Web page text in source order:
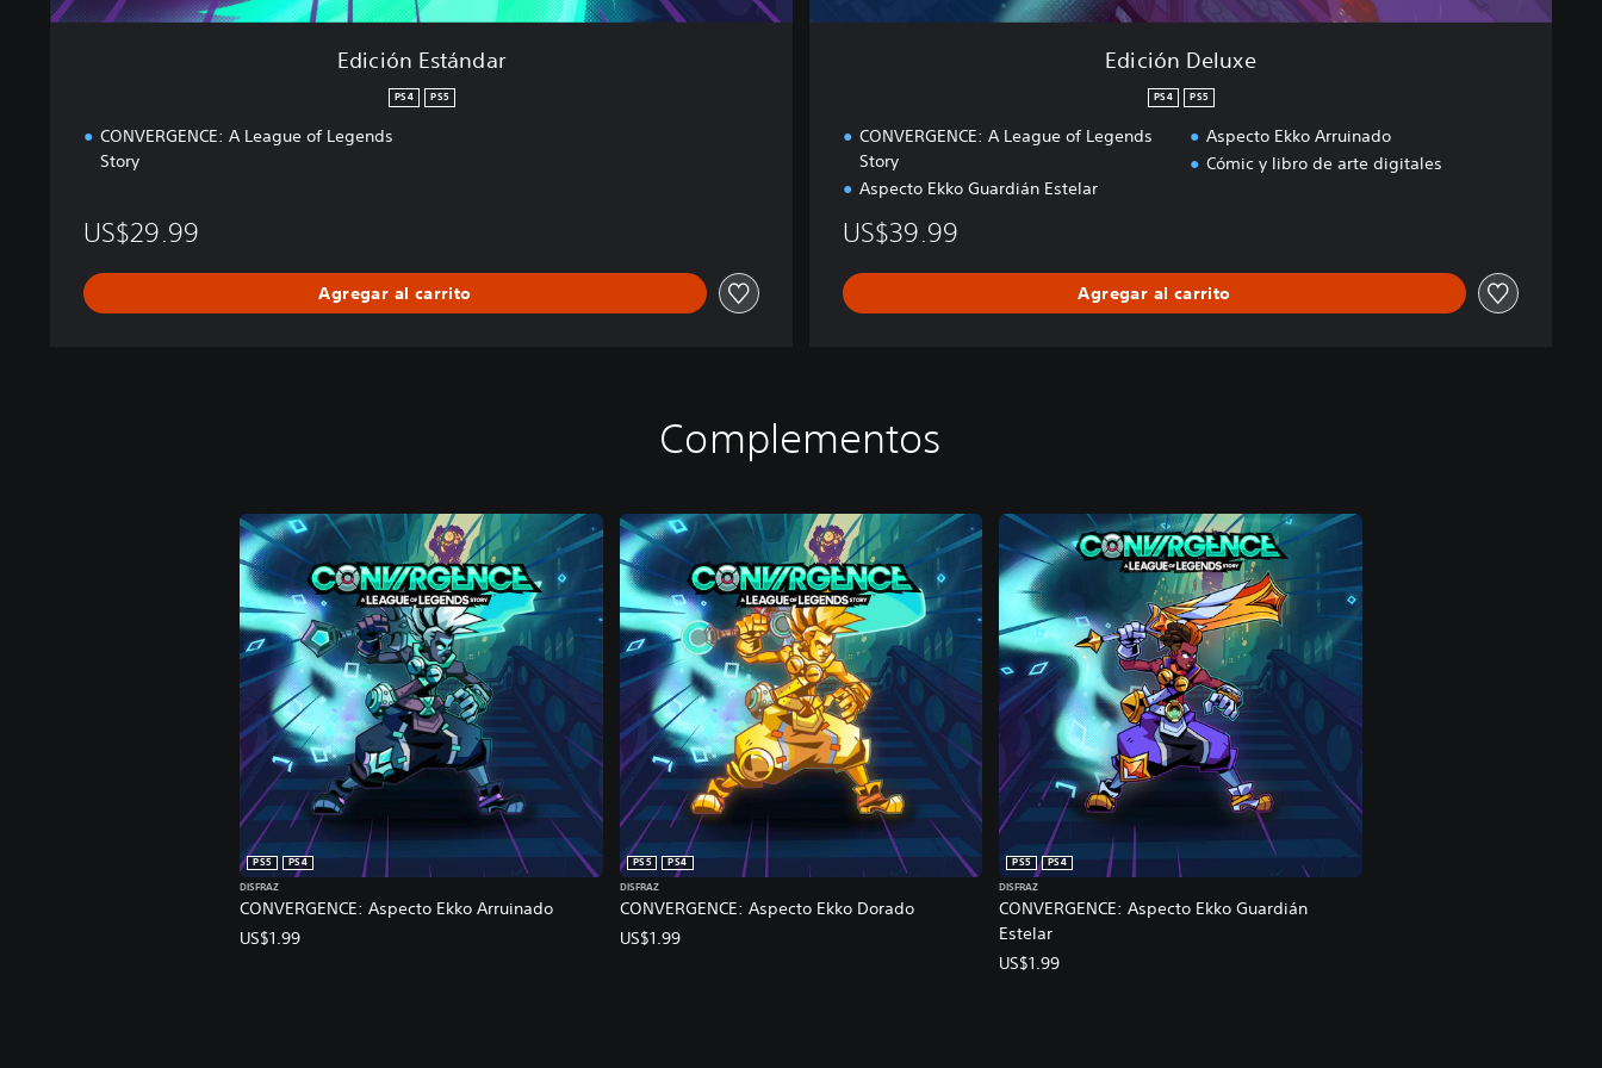
Edición Estándar
PS4 PS5
CONVERGENCE: A League of Legends
Story
US$29.99
Agregar al carrito
Edición Deluxe
PS4 PS5
CONVERGENCE: A League of Legends
Story
Aspecto Ekko Guardián Estelar
Aspecto Ekko Arruinado
Cómic y libro de arte digitales
US$39.99
Agregar al carrito
Complementos
CONVERGENCE: Aspecto Ekko Arruinado
PS5
PS4
DISFRAZ
US$1.99
CONVERGENCE: Aspecto Ekko Dorado
PS5
PS4
DISFRAZ
US$1.99
CONVERGENCE: Aspecto Ekko Guardián
Estelar
PS5
PS4
DISFRAZ
US$1.99